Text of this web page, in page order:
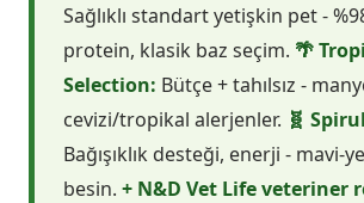
Sağlıklı standart yetişkin pet -
protein, klasik baz seçim. 🌴
Selection: Bütçe + tahılsız -
cevizi/tropikal alerjenler. 🧬
Bağışıklık desteği, enerji - mavi-
besin. + N&D Vet Life veteriner